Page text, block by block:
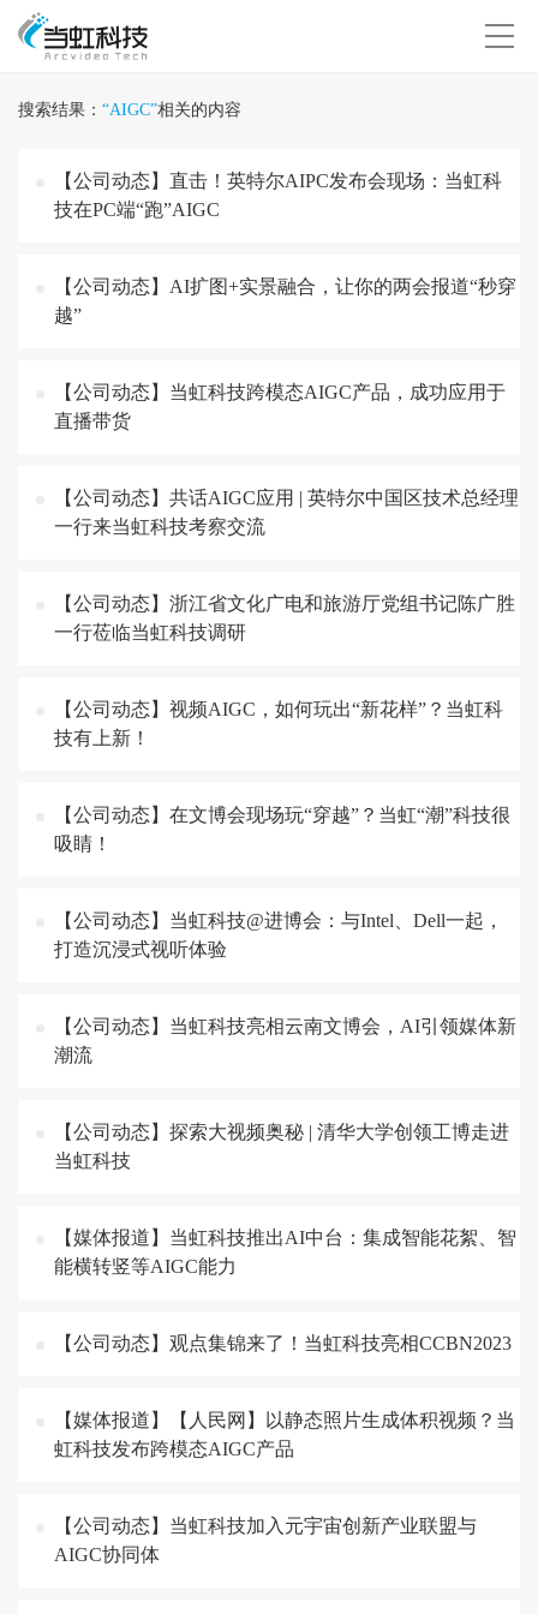
搜索结果： “AIGC”相关的内容
【公司动态】直击！英特尔AIPC发布会现场：当虹科
技在PC端“跑”AIGC
【公司动态】AI扩图+实景融合，让你的两会报道“秒穿
越”
【公司动态】当虹科技跨模态AIGC产品，成功应用于
直播带货
【公司动态】共话AIGC应用 | 英特尔中国区技术总经理
一行来当虹科技考察交流
【公司动态】浙江省文化广电和旅游厅党组书记陈广胜
一行莅临当虹科技调研
【公司动态】视频AIGC，如何玩出“新花样”？当虹科
技有上新！
【公司动态】在文博会现场玩“穿越”？当虹“潮”科技很
吸睛！
【公司动态】当虹科技@进博会：与Intel、Dell一起，
打造沉浸式视听体验
【公司动态】当虹科技亮相云南文博会，AI引领媒体新
潮流
【公司动态】探索大视频奥秘 | 清华大学创领工博走进
当虹科技
【媒体报道】当虹科技推出AI中台：集成智能花絮、智
能横转竖等AIGC能力
【公司动态】观点集锦来了！当虹科技亮相CCBN2023
【媒体报道】【人民网】以静态照片生成体积视频？当
虹科技发布跨模态AIGC产品
【公司动态】当虹科技加入元宇宙创新产业联盟与
AIGC协同体